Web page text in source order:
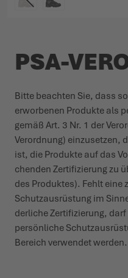
PSA-
Bitte beachten Sie, dass
erworbenen Produkte als
gemäß Art. 3 Nr. 1 der
Verordnung) einzu­setzen,
ist, die Produkte auf das
chenden Zerti­fi­zierung zu
des Produktes). Fehlt
Schutz­aus­rüstung im
derliche Zerti­fi­zierung,
persönliche
Bereich verwendet werden.